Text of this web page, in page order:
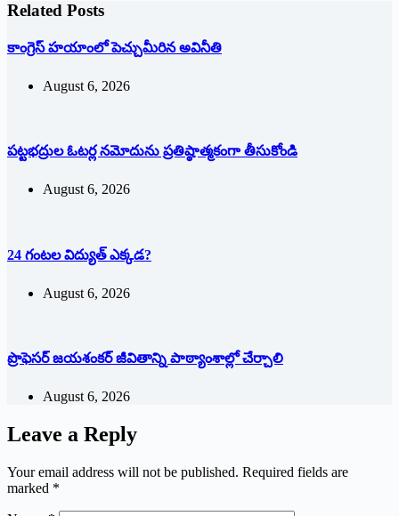
Related Posts
కాంగ్రెస్ హయాంలో పెచ్చుమీరిన అవినీతి
August 6, 2026
పట్టభద్రుల ఓటర్ల నమోదును ప్రతిష్ఠాత్మకంగా తీసుకోండి
August 6, 2026
24 గంటల విద్యుత్ ఎక్కడ?
August 6, 2026
ప్రొఫెసర్ జయశంకర్ జీవితాన్ని పాఠ్యాంశాల్లో చేర్చాలి
August 6, 2026
Leave a Reply
Your email address will not be published. Required fields are
marked *